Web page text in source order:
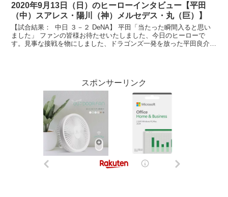
2020年9月13日（日）のヒーローインタビュー【平田
（中）スアレス・陽川（神）メルセデス・丸（巨）】
【試合結果： 中日 ３－２ DeNA】 平田「当たった瞬間入ると思い
ました」 ファンの皆様お待たせいたしました、今日のヒーローで
す。見事な接戦を物にしました、ドラゴンズ一発を放った平田良介選
スポンサーリンク